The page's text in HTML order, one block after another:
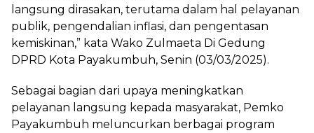
langsung dirasakan, terutama dalam hal pelayanan
publik, pengendalian inflasi, dan pengentasan
kemiskinan,” kata Wako Zulmaeta Di Gedung
DPRD Kota Payakumbuh, Senin (03/03/2025).
Sebagai bagian dari upaya meningkatkan
pelayanan langsung kepada masyarakat, Pemko
Payakumbuh meluncurkan berbagai program